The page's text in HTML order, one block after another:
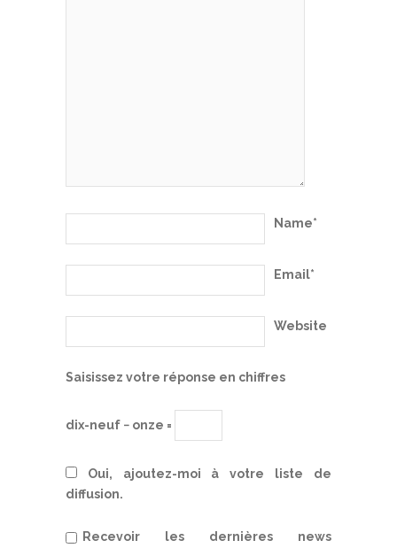
Name*
Email*
Website
Saisissez votre réponse en chiffres
dix-neuf − onze =
Oui, ajoutez-moi à votre liste de
diffusion.
Recevoir les dernières news